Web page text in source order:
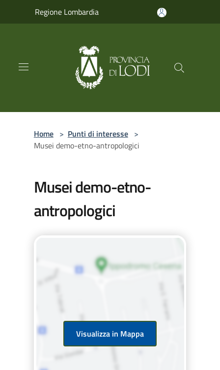
Regione Lombardia
Home > Punti di interesse >
Musei demo-etno-antropologici
Musei demo-etno-
antropologici
Visualizza in Mappa